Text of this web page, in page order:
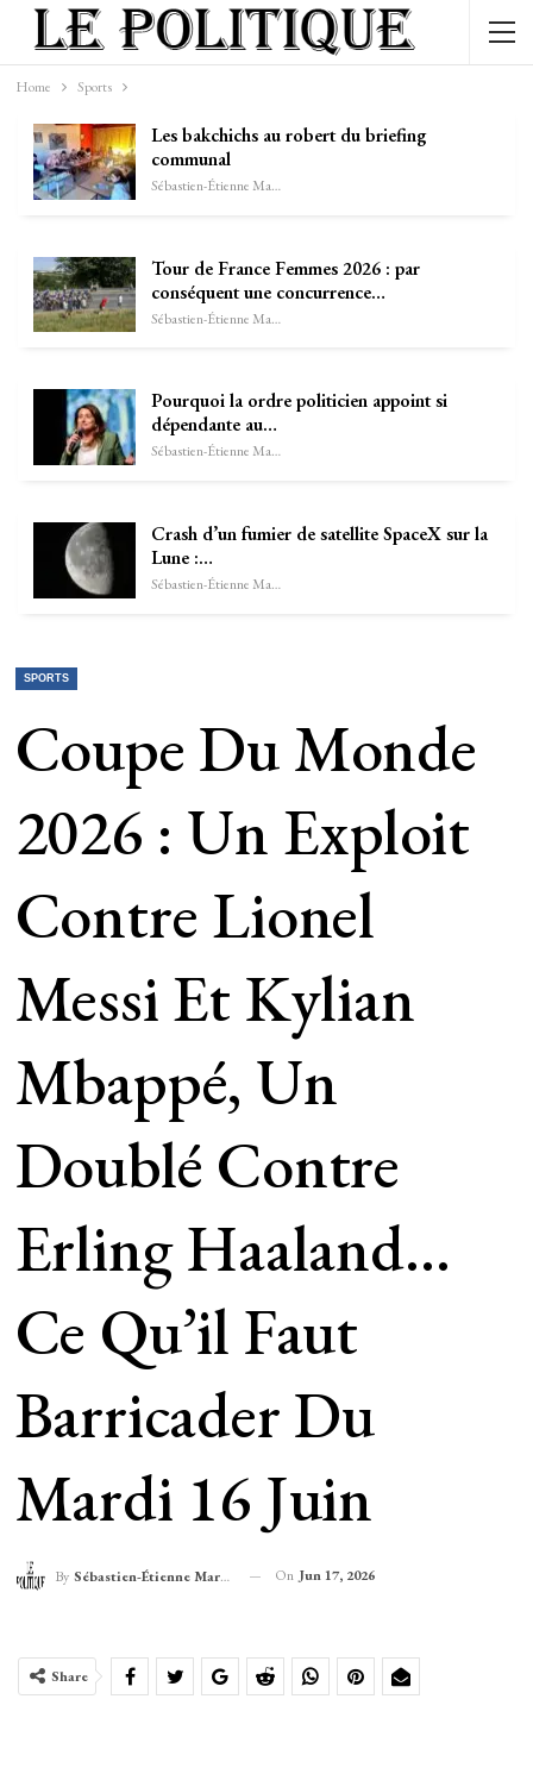
Home Sports
Les bakchichs au robert du briefing
communal
Sébastien-Étienne Marechal
Tour de France Femmes 2026 : par
conséquent une concurrence…
Sébastien-Étienne Marechal
Pourquoi la ordre politicien appoint si
dépendante au…
Sébastien-Étienne Marechal
Crash d’un fumier de satellite SpaceX sur la
Lune :…
Sébastien-Étienne Marechal
SPORTS
Coupe Du Monde
2026 : Un Exploit
Contre Lionel
Messi Et Kylian
Mbappé, Un
Doublé Contre
Erling Haaland…
Ce Qu’il Faut
Barricader Du
Mardi 16 Juin
By Sébastien-Étienne Marechal On Jun 17, 2026
Share